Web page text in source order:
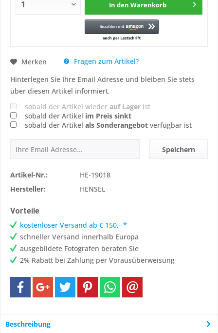
In den Warenkorb
Merken
Fragen zum Artikel?
Hinterlegen Sie Ihre Email Adresse und bleiben Sie stets
über diesen Artikel informiert.
sobald der Artikel wieder auf Lager ist
sobald der Artikel im Preis sinkt
sobald der Artikel als Sonderangebot verfügbar ist
Speichern
Artikel-Nr.:
HE-19018
Hersteller:
HENSEL
Vorteile
kostenloser Versand ab € 150,- *
schneller Versand innerhalb Europa
ausgebildete Fotografen beraten Sie
2% Rabatt bei Zahlung per Vorausüberweisung
Beschreibung